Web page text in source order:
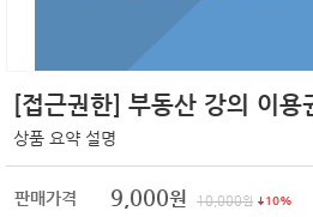
[접근권한] 부동산 강의 이용
상품 요약 설명
판매가격 9,000원 10,000원 10%